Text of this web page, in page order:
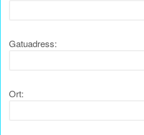
Gatuadress:
Ort: